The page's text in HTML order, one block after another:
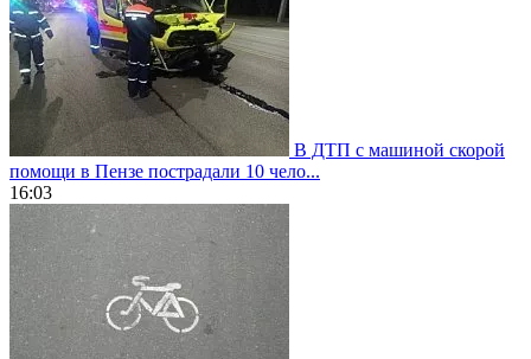
В ДТП с машиной скорой
помощи в Пензе пострадали 10 чело...
16:03